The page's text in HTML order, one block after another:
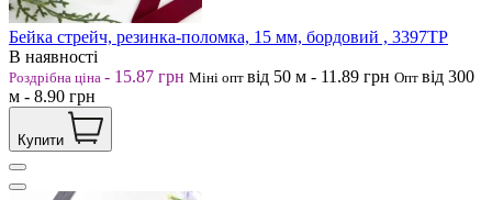
Бейка стрейч, резинка-поломка, 15 мм, бордовий , 3397ТР
В наявності
Роздрібна ціна - 15.87 грн Міні опт від 50 м - 11.89 грн Опт від 300
м - 8.90 грн
Купити